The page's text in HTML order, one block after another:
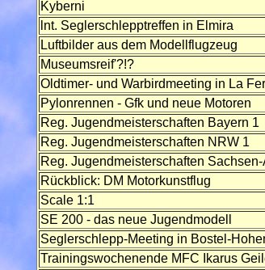
Kyberni
lnt. Seglerschlepptreffen in Elmira
Luftbilder aus dem Modellflugzeug
Museumsreif'?!?
Oldtimer- und Warbirdmeeting in La
Pylonrennen - Gfk und neue Motoren
Reg. Jugendmeisterschaften Bayern 1
Reg. Jugendmeisterschaften NRW 1
Reg. Jugendmeisterschaften
Rückblick: DM Motorkunstflug
Scale 1:1
SE 200 - das neue Jugendmodell
Seglerschlepp-Meeting in Bostel-
Trainingswochenende MFC Ikarus